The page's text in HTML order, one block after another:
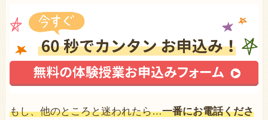
もし、他のところと迷われたら…一番にお電話くださ